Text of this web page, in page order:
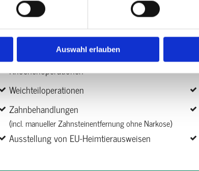
Auswahl erlauben
Impfungen
Digitales Röntgen
Offizielles HD-Röntgen
Knochenoperationen
Weichteiloperationen
Zahnbehandlungen
(incl. manueller Zahnsteinentfernung ohne Narkose)
Ausstellung von EU-Heimtierausweisen